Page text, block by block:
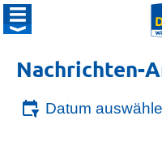
Nachrichten-
Datum